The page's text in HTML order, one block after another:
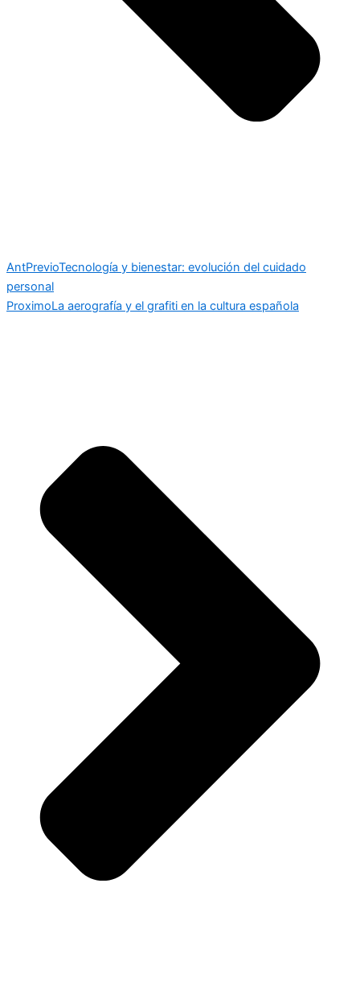
AntPrevioTecnología y bienestar: evolución del cuidado
personal
ProximoLa aerografía y el grafiti en la cultura española